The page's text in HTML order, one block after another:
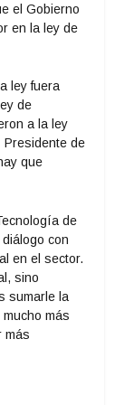
el Gobierno
en la ley de
ley fuera
de
a la ley
de
que
de
con
en el sector.
sino
sumarle la
más
más